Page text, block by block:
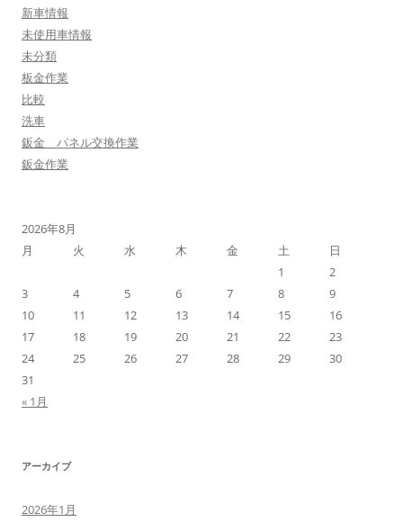
新車情報
未使用車情報
未分類
板金作業
比較
洗車
鈑金 パネル交換作業
鈑金作業
2026年8月
月
火 水 木 金 土
日
1
2
3
4 5 6 7 8
9
10
11 12 13 14 15
16
17
18 19 20 21 22
23
24
25 26 27 28 29
30
31
« 1月
アーカイブ
2026年1月